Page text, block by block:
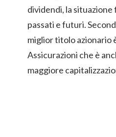
dividendi, la situazione
passati e futuri.
miglior titolo azionario
Assicurazioni che è
maggiore